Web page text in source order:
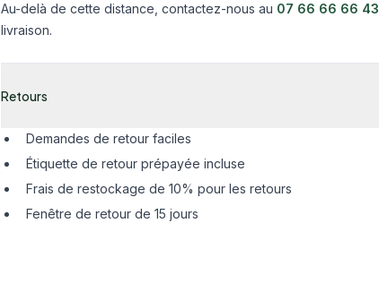
Au-delà de cette distance, contactez-nous au 07 66 66 66 43
livraison.
Retours
Demandes de retour faciles
Étiquette de retour prépayée incluse
Frais de restockage de 10% pour les retours
Fenêtre de retour de 15 jours